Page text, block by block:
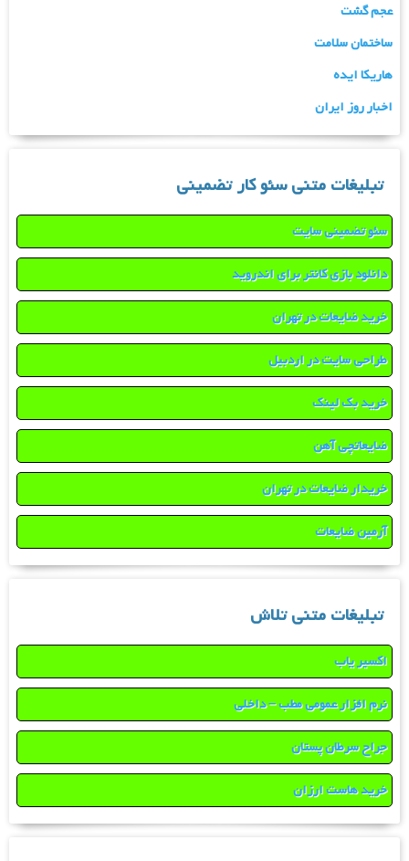
عجم گشت
ساختمان سلامت
هاریکا ایده
اخبار روز ایران
تبلیغات متنی سئو کار تضمینی
سئو تضمینی سایت
دانلود بازی کانتر برای اندروید
خرید ضایعات در تهران
طراحی سایت در اردبیل
خرید بک لینک
ضایعاتچی آهن
خریدار ضایعات در تهران
آرمین ضایعات
تبلیغات متنی تلاش
اکسیر یاب
نرم افزار عمومی مطب – داخلی
جراح سرطان پستان
خرید هاست ارزان